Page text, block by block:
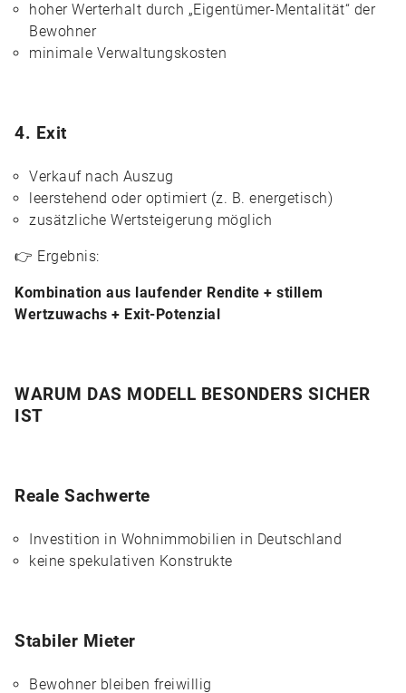
hoher Werterhalt durch „Eigentümer-Mentalität“ der
Bewohner
minimale Verwaltungskosten
4. Exit
Verkauf nach Auszug
leerstehend oder optimiert (z. B. energetisch)
zusätzliche Wertsteigerung möglich
👉 Ergebnis:
Kombination aus laufender Rendite + stillem
Wertzuwachs + Exit-Potenzial
WARUM DAS MODELL BESONDERS SICHER
IST
Reale Sachwerte
Investition in Wohnimmobilien in Deutschland
keine spekulativen Konstrukte
Stabiler Mieter
Bewohner bleiben freiwillig